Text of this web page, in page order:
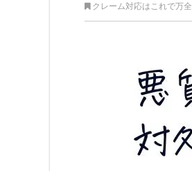
クレーム対応はこれで万全